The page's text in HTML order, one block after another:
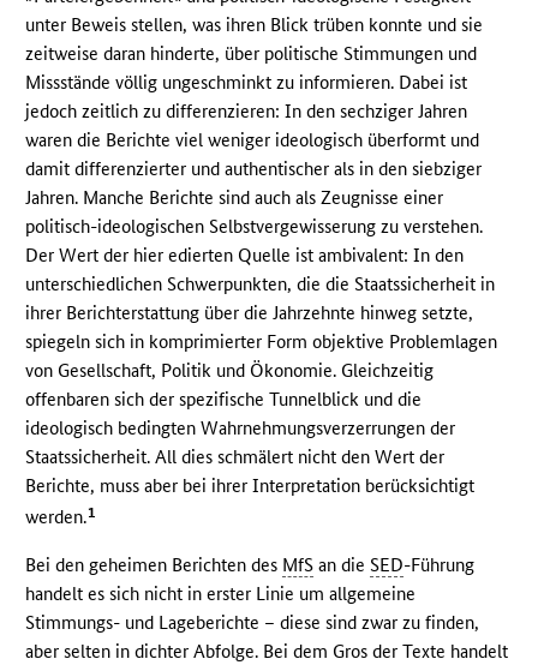
unter Beweis stellen, was ihren Blick trüben konnte und sie
zeitweise daran hinderte, über politische Stimmungen und
Missstände völlig ungeschminkt zu informieren. Dabei ist
jedoch zeitlich zu differenzieren: In den sechziger Jahren
waren die Berichte viel weniger ideologisch überformt und
damit differenzierter und authentischer als in den siebziger
Jahren. Manche Berichte sind auch als Zeugnisse einer
politisch-ideologischen Selbstvergewisserung zu verstehen.
Der Wert der hier edierten Quelle ist ambivalent: In den
unterschiedlichen Schwerpunkten, die die Staatssicherheit in
ihrer Berichterstattung über die Jahrzehnte hinweg setzte,
spiegeln sich in komprimierter Form objektive Problemlagen
von Gesellschaft, Politik und Ökonomie. Gleichzeitig
offenbaren sich der spezifische Tunnelblick und die
ideologisch bedingten Wahrnehmungsverzerrungen der
Staatssicherheit. All dies schmälert nicht den Wert der
Berichte, muss aber bei ihrer Interpretation berücksichtigt
werden.1
Bei den geheimen Berichten des MfS an dieSED-Führung
handelt es sich nicht in erster Linie um allgemeine
Stimmungs- und Lageberichte – diese sind zwar zu finden,
aber selten in dichter Abfolge. Bei dem Gros der Texte handelt